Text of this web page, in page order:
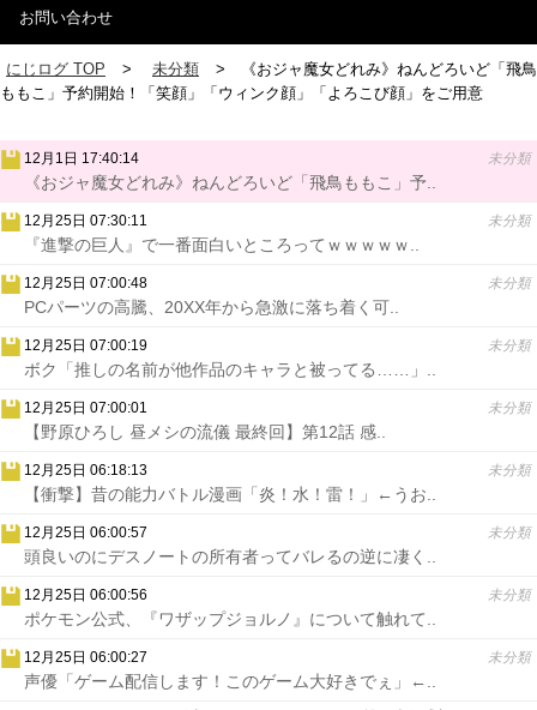
お問い合わせ
にじログ TOP 未分類
《おジャ魔女どれみ》ねんどろいど「飛鳥
ももこ」予約開始！「笑顔」「ウィンク顔」「よろこび顔」をご用意
12月1日 17:40:14 未分類
《おジャ魔女どれみ》ねんどろいど「飛鳥ももこ」予..
12月25日 07:30:11 未分類
『進撃の巨人』で一番面白いところってｗｗｗｗｗ..
12月25日 07:00:48 未分類
PCパーツの高騰、20XX年から急激に落ち着く可..
12月25日 07:00:19 未分類
ボク「推しの名前が他作品のキャラと被ってる……」..
12月25日 07:00:01 未分類
【野原ひろし 昼メシの流儀 最終回】第12話 感..
12月25日 06:18:13 未分類
【衝撃】昔の能力バトル漫画「炎！水！雷！」←うお..
12月25日 06:00:57 未分類
頭良いのにデスノートの所有者ってバレるの逆に凄く..
12月25日 06:00:56 未分類
ポケモン公式、『ワザップジョルノ』について触れて..
12月25日 06:00:27 未分類
声優「ゲーム配信します！このゲーム大好きでぇ」←..